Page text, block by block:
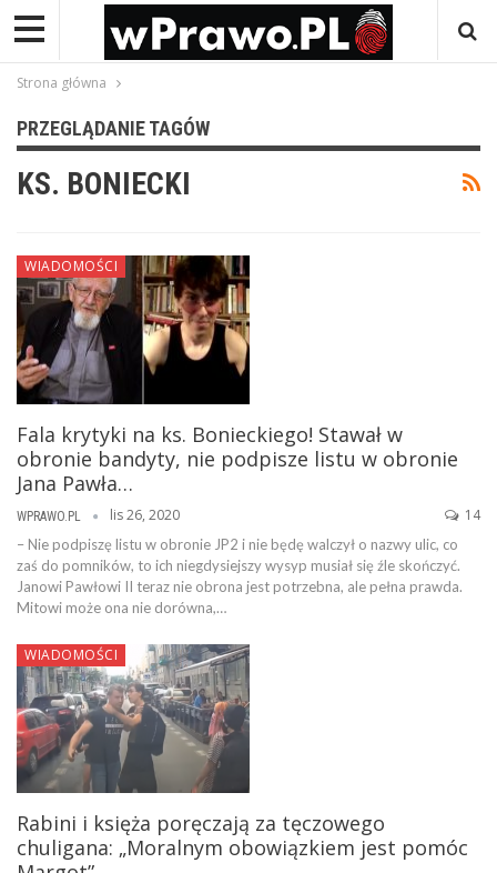
Strona główna
PRZEGLĄDANIE TAGÓW
KS. BONIECKI
WIADOMOŚCI
Fala krytyki na ks. Bonieckiego! Stawał w
obronie bandyty, nie podpisze listu w obronie
Jana Pawła…
WPRAWO.PL lis 26, 2020 14
– Nie podpiszę listu w obronie JP2 i nie będę walczył o nazwy ulic, co
zaś do pomników, to ich niegdysiejszy wysyp musiał się źle skończyć.
Janowi Pawłowi II teraz nie obrona jest potrzebna, ale pełna prawda.
Mitowi może ona nie dorówna,…
WIADOMOŚCI
Rabini i księża poręczają za tęczowego
chuligana: „Moralnym obowiązkiem jest pomóc